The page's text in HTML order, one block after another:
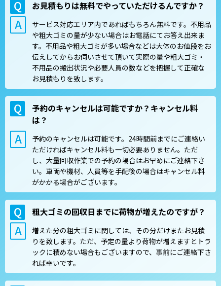
お見積もりは無料でやっていただけるんですか？
サービス対応エリア内であればもちろん無料です。不用品
や粗大ゴミの量が少ない場合はお電話にてお答え出来ま
す。不用品や粗大ゴミが多い場合などは大体のお値段をお
伝えしてからお伺いさせて頂いて実際の量や粗大ゴミ・
不用品の搬出状況や必要人員の数などを把握して正確な
お見積もりを致します。
予約のキャンセルは可能ですか？キャンセル料
は？
予約のキャンセルは可能です。24時間前までにご連絡い
ただければキャンセル料も一切必要ありません。ただ
し、大量回収作業での予約の場合はお早めにご連絡下さ
い。車両や機材、人員等を手配後の場合はキャンセル料
がかかる場合がございます。
粗大ゴミの回収日までに荷物が増えたのですが？
増えた分の粗大ゴミに関しては、その分だけまたお見積
りを致します。ただ、予定の量より荷物が増えますとトラ
ックに積めない場合もございますので、事前にご連絡下さ
れば幸いです。